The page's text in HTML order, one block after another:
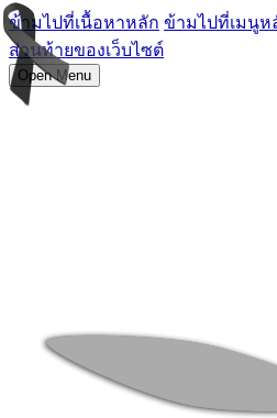
ข้ามไปที่เนื้อหาหลัก ข้ามไปที่เมนูห
ส่วนท้ายของเว็บไซต์
Open Menu